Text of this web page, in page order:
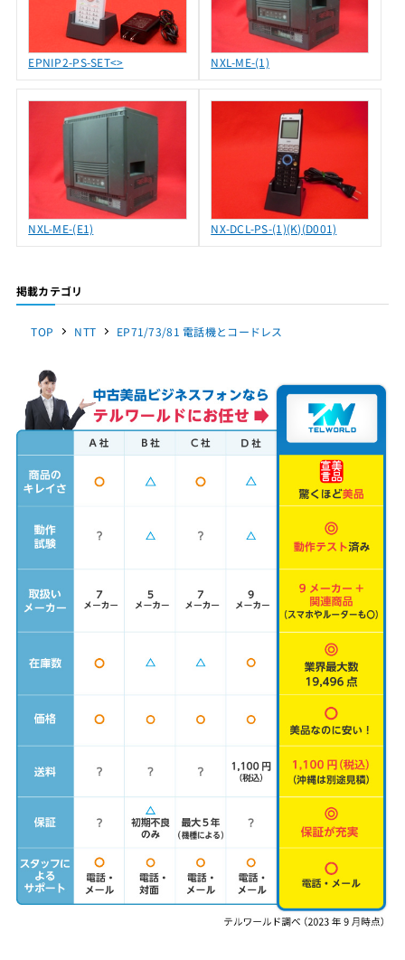
EPNIP2-PS-SET<> NXL-ME-(1)
NXL-ME-(E1) NX-DCL-PS-(1)(K)(D001)
掲載カテゴリ
TOP NTT EP71/73/81 電話機とコードレス